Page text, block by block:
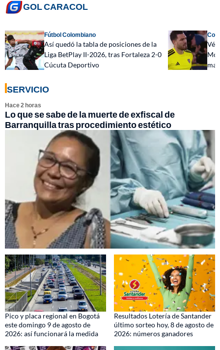
GOL CARACOL
Fútbol Colombiano
Así quedó la tabla de posiciones de la
Liga BetPlay II-2026, tras Fortaleza 2-0
Cúcuta Deportivo
mal
SERVICIO
Hace 2 horas
Lo que se sabe de la muerte de exfiscal de
Barranquilla tras procedimiento estético
Pico y placa regional en Bogotá
este domingo 9 de agosto de
2026: así funcionará la medida
Resultados Lotería de Santander
último sorteo hoy, 8 de agosto de
2026: números ganadores